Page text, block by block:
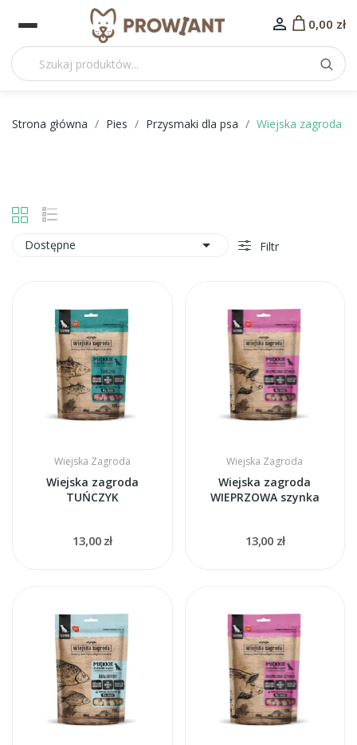
 0,00 zł
Strona główna Pies Przysmaki dla psa Wiejska zagroda
Dostępne  Filtr
Wiejska Zagroda
Wiejska zagroda
TUŃCZYK
13,00 zł
Wiejska Zagroda
Wiejska zagroda
WIEPRZOWA szynka
13,00 zł